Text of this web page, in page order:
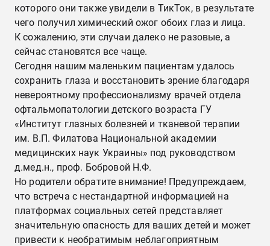
которого они также увидели в ТикТок, в результате
чего получил химический ожог обоих глаз и лица.
К сожалению, эти случаи далеко не разовые, а
сейчас становятся все чаще.
Сегодня нашим маленьким пациентам удалось
сохранить глаза и восстановить зрение благодаря
невероятному профессионализму врачей отдела
офтальмопатологии детского возраста ГУ
«Институт глазных болезней и тканевой терапии
им. В.П. Филатова Национальной академии
медицинских наук Украины» под руководством
д.мед.н., проф. Бобровой Н.Ф.
Но родители обратите внимание! Предупреждаем,
что встреча с нестандартной информацией на
платформах социальных сетей представляет
значительную опасность для ваших детей и может
привести к необратимым неблагоприятным